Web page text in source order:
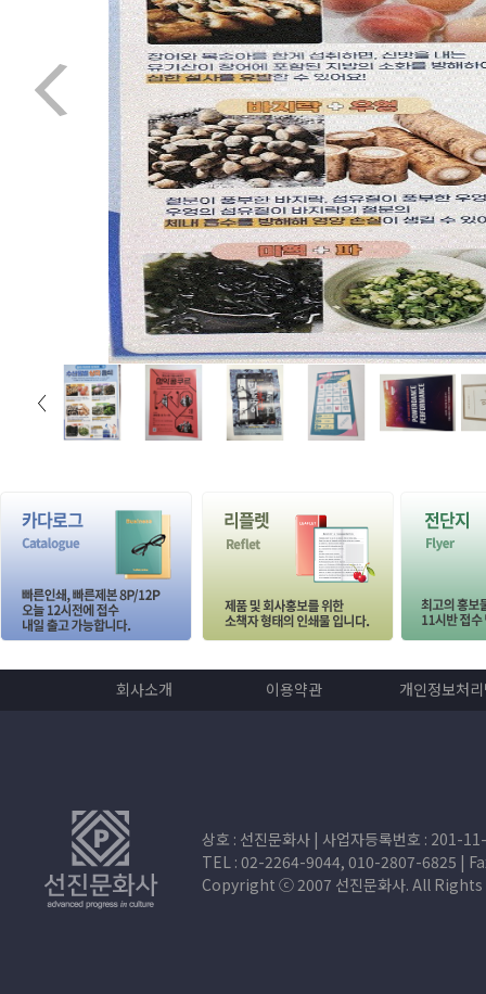
회사소개 이용약관 개인정보처
상호 : 선진문화사 | 사업자등록번호 : 201-
TEL : 02-2264-9044, 010-2807-6825 |
Copyright ⓒ 2007 선진문화사. All Rights